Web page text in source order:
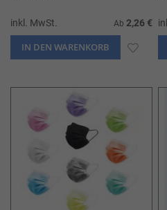
inkl. MwSt. Ab 2,26 €
IN DEN WARENKORB ZUR